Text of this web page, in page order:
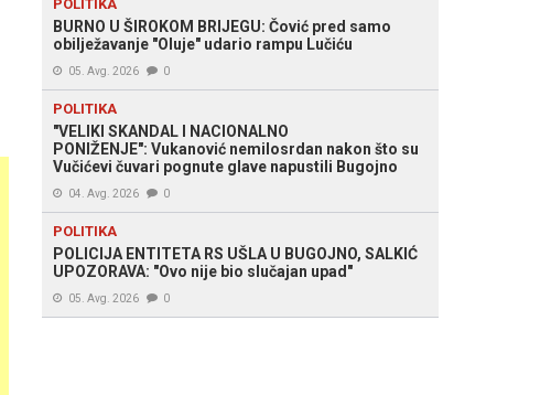
POLITIKA
BURNO U ŠIROKOM BRIJEGU: Čović pred samo
obilježavanje "Oluje" udario rampu Lučiću
05. Avg. 2026 0
POLITIKA
"VELIKI SKANDAL I NACIONALNO
PONIŽENJE": Vukanović nemilosrdan nakon što su
Vučićevi čuvari pognute glave napustili Bugojno
04. Avg. 2026 0
POLITIKA
POLICIJA ENTITETA RS UŠLA U BUGOJNO, SALKIĆ
UPOZORAVA: "Ovo nije bio slučajan upad"
05. Avg. 2026 0